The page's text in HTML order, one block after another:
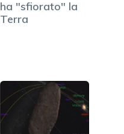
ha "sfiorato" la
Terra